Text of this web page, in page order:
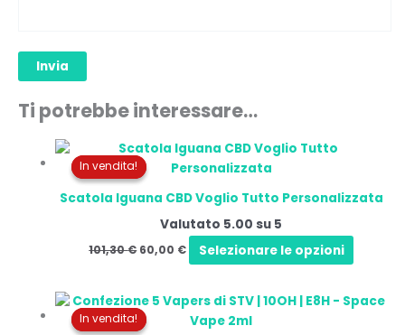
Ti potrebbe interessare…
In vendita!
In vendita!
Scatola Iguana CBD Voglio Tutto Personalizzata
Valutato 5.00 su 5
101,30€
Il
prezzo
originale
101,30 €.
60,00 €
Il
prezzo
attuale
60,00 €.
Selezionare le opzioni
In vendita!
In vendita!
Il
prezzo
originale
Il
attuale